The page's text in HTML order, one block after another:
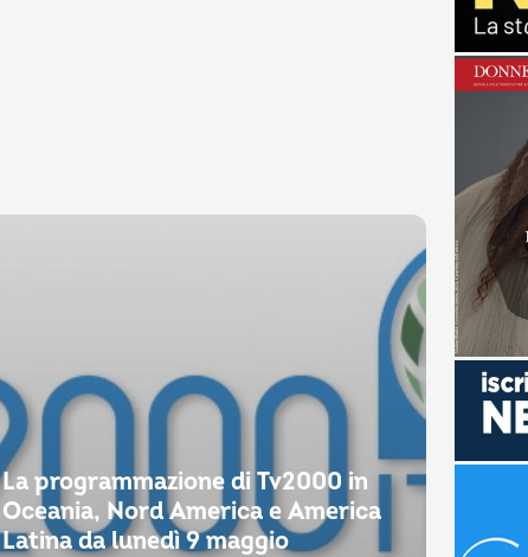
La programmazione di Tv2000 in
Oceania, Nord America e America
Latina da lunedì 9 maggio